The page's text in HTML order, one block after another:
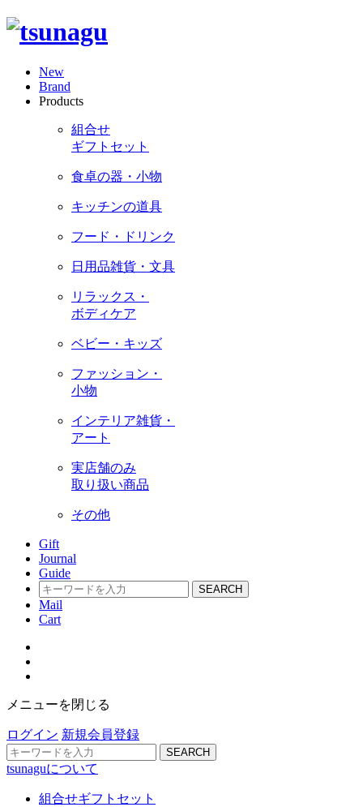
New
Brand
Products
組合せ
ギフトセット
食卓の器・小物
キッチンの道具
フード・ドリンク
日用品雑貨・文具
リラックス・
ボディケア
ベビー・キッズ
ファッション・
小物
インテリア雑貨・
アート
実店舗のみ
取り扱い商品
その他
Gift
Journal
Guide
SEARCH
Mail
Cart
メニューを閉じる
ログイン 新規会員登録
SEARCH
tsunaguについて
組合せギフトセット